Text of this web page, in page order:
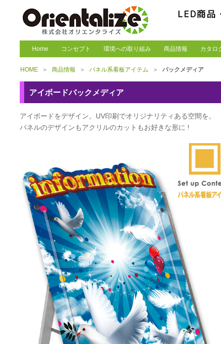
Home コンセプト 環境への取り組み 商品情報 カタロ
HOME ＞ 商品情報 ＞ パネル系看板アイテム ＞ バックメディア
アイボードバックメディア
アイボードをデザイン。UV印刷でオリジナリティある空間を。
パネルのデザインもアクリルのカットもお好きな形に !